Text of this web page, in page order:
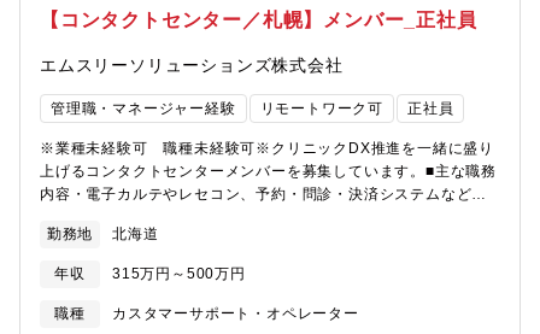
不具合に際して、未知な原因を組織関係者と究明、改善していく
中での商品・現場知識、改善達成感・案件を組織で進めていくな
かでのチームワーク、連帯感【職場の雰囲気】・建築関連商品で
のアフターサービスを通じて、事業場を代表してお客様と真摯に
向き合い、丁寧に説明しながらご理解いただく使命感で、チーム
協力しながらモチベーションをもって個々自主独立した 業務遂
行を活発に実行する組織です。・経験豊富なベテラン社員もいま
すので、ご自身の技術、知識向上へのアドバイスを必要に応じて
うけることができます。・年間、期毎でのアウトプット、目標・
進めることができます。・勤怠管理をきっちり行い、上司が部下
を是正し、過重労働にならない組織運営ができています。【部門
のミッション】・建築システム事業部パナソニック ハウジングソ
【コンタクトセンター／札幌】メンバー_正社員
エムスリーソリューションズ株式会社
管理職・マネージャー経験 リモートワーク可 正社員
※業種未経験可 職種未経験可※クリニックDX推進を一緒に盛り
上げるコンタクトセンターメンバーを募集しています。■主な職務
内容・電子カルテやレセコン、予約・問診・決済システムなどサ
システムの操作方法案内や初期導入サポート■教育・研修制度独自
の研修プログラムと、専門知識を研修で習得できるので業界未経
験でも安心して働けます・約2週間の座学研修後、座学・OJTを組
み合わせた約3か月間のステップアッププログラム・医療事務の外
勤務地 北海道
年収 315万円～500万円
職種
カスタマーサポート・オペレーター